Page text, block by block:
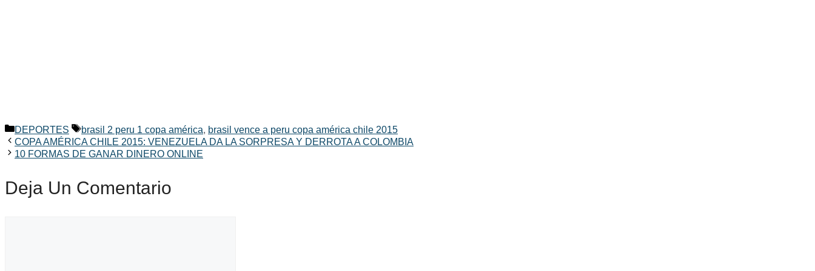
Categorías
DEPORTES Etiquetas
brasil 2 peru 1 copa américa, brasil vence a peru copa américa chile 2015
COPA AMÉRICA CHILE 2015: VENEZUELA DA LA SORPRESA Y DERROTA A COLOMBIA
10 FORMAS DE GANAR DINERO ONLINE
Deja Un Comentario